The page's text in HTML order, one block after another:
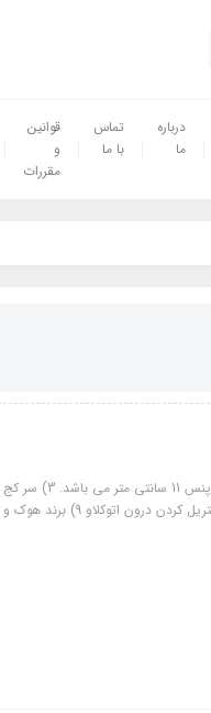
درباره
ما
تماس
با ما
قوانین
و
مقررات